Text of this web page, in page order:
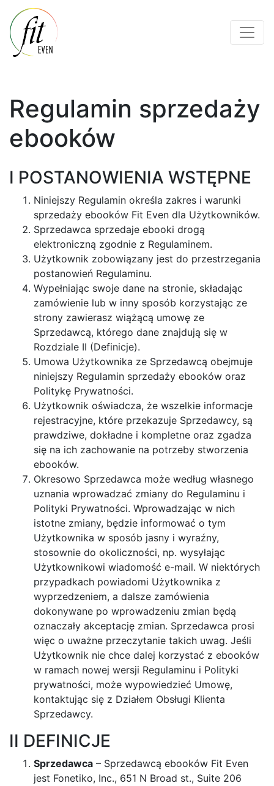
Regulamin sprzedaży
ebooków
I POSTANOWIENIA WSTĘPNE
Niniejszy Regulamin określa zakres i warunki
sprzedaży ebooków Fit Even dla Użytkowników.
Sprzedawca sprzedaje ebooki drogą
elektroniczną zgodnie z Regulaminem.
Użytkownik zobowiązany jest do przestrzegania
postanowień Regulaminu.
Wypełniając swoje dane na stronie, składając
zamówienie lub w inny sposób korzystając ze
strony zawierasz wiążącą umowę ze
Sprzedawcą, którego dane znajdują się w
Rozdziale II (Definicje).
Umowa Użytkownika ze Sprzedawcą obejmuje
niniejszy Regulamin sprzedaży ebooków oraz
Politykę Prywatności.
Użytkownik oświadcza, że wszelkie informacje
rejestracyjne, które przekazuje Sprzedawcy, są
prawdziwe, dokładne i kompletne oraz zgadza
się na ich zachowanie na potrzeby stworzenia
ebooków.
Okresowo Sprzedawca może według własnego
uznania wprowadzać zmiany do Regulaminu i
Polityki Prywatności. Wprowadzając w nich
istotne zmiany, będzie informować o tym
Użytkownika w sposób jasny i wyraźny,
stosownie do okoliczności, np. wysyłając
Użytkownikowi wiadomość e-mail. W niektórych
przypadkach powiadomi Użytkownika z
wyprzedzeniem, a dalsze zamówienia
dokonywane po wprowadzeniu zmian będą
oznaczały akceptację zmian. Sprzedawca prosi
więc o uważne przeczytanie takich uwag. Jeśli
Użytkownik nie chce dalej korzystać z ebooków
w ramach nowej wersji Regulaminu i Polityki
prywatności, może wypowiedzieć Umowę,
kontaktując się z Działem Obsługi Klienta
Sprzedawcy.
II DEFINICJE
Sprzedawca – Sprzedawcą ebooków Fit Even
jest Fonetiko, Inc., 651 N Broad st., Suite 206